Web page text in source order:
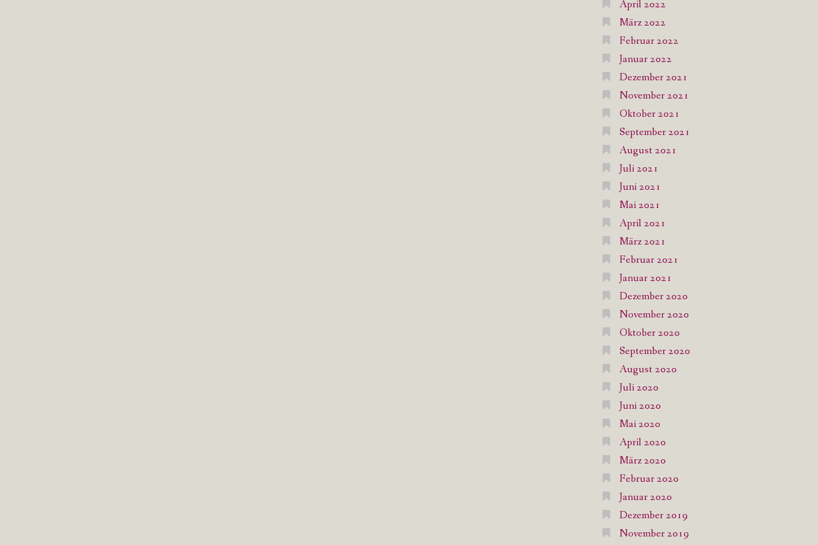
April 2022
März 2022
Februar 2022
Januar 2022
Dezember 2021
November 2021
Oktober 2021
September 2021
August 2021
Juli 2021
Juni 2021
Mai 2021
April 2021
März 2021
Februar 2021
Januar 2021
Dezember 2020
November 2020
Oktober 2020
September 2020
August 2020
Juli 2020
Juni 2020
Mai 2020
April 2020
März 2020
Februar 2020
Januar 2020
Dezember 2019
November 2019